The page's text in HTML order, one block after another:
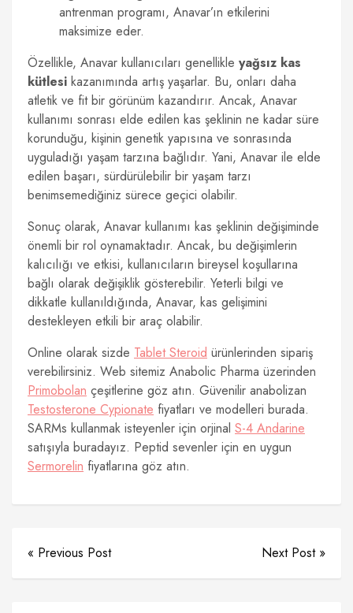
antrenman programı, Anavar’ın etkilerini
maksimize eder.
Özellikle, Anavar kullanıcıları genellikle yağsız kas
kütlesi kazanımında artış yaşarlar. Bu, onları daha
atletik ve fit bir görünüm kazandırır. Ancak, Anavar
kullanımı sonrası elde edilen kas şeklinin ne kadar süre
korunduğu, kişinin genetik yapısına ve sonrasında
uyguladığı yaşam tarzına bağlıdır. Yani, Anavar ile elde
edilen başarı, sürdürülebilir bir yaşam tarzı
benimsemediğiniz sürece geçici olabilir.
Sonuç olarak, Anavar kullanımı kas şeklinin değişiminde
önemli bir rol oynamaktadır. Ancak, bu değişimlerin
kalıcılığı ve etkisi, kullanıcıların bireysel koşullarına
bağlı olarak değişiklik gösterebilir. Yeterli bilgi ve
dikkatle kullanıldığında, Anavar, kas gelişimini
destekleyen etkili bir araç olabilir.
Online olarak sizde Tablet Steroid ürünlerinden sipariş
verebilirsiniz. Web sitemiz Anabolic Pharma üzerinden
Primobolan çeşitlerine göz atın. Güvenilir anabolizan
Testosterone Cypionate fiyatları ve modelleri burada.
SARMs kullanmak isteyenler için orjinal S-4 Andarine
satışıyla buradayız. Peptid sevenler için en uygun
Sermorelin fiyatlarına göz atın.
« Previous Post Next Post »